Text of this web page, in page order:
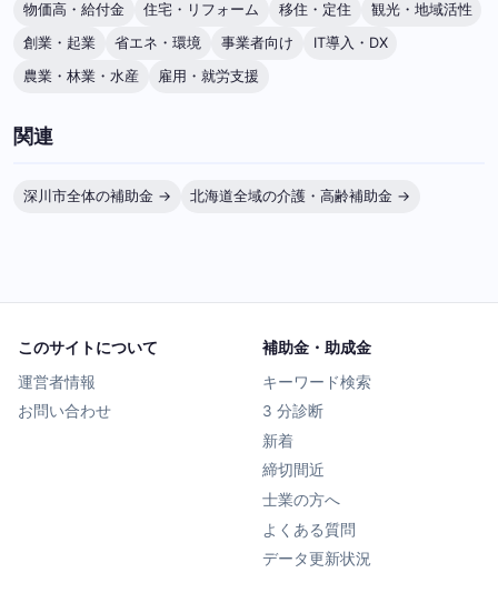
物価高・給付金
住宅・リフォーム 移住・定住
観光・地域活性
創業・起業
省エネ・環境 事業者向け
IT導入・DX
農業・林業・水産
雇用・就労支援
関連
深川市全体の補助金 → 北海道全域の介護・高齢補助金 →
このサイトについて
運営者情報
お問い合わせ
補助金・助成金
キーワード検索
3 分診断
新着
締切間近
士業の方へ
よくある質問
データ更新状況